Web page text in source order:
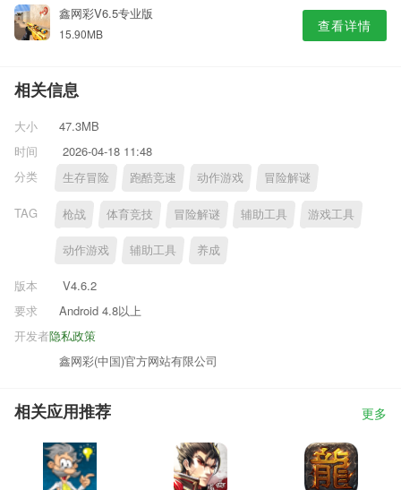
鑫网彩V6.5专业版
15.90MB 查看详情
相关信息
大小
47.3MB
时间
2026-04-18 11:48
分类
生存冒险 跑酷竞速 动作游戏 冒险解谜
TAG 枪战 体育竞技 冒险解谜 辅助工具 游戏工具
动作游戏 辅助工具 养成
版本
V4.6.2
要求
Android 4.8以上
隐私政策
开发者
鑫网彩(中国)官方网站有限公司
相关应用推荐 更多